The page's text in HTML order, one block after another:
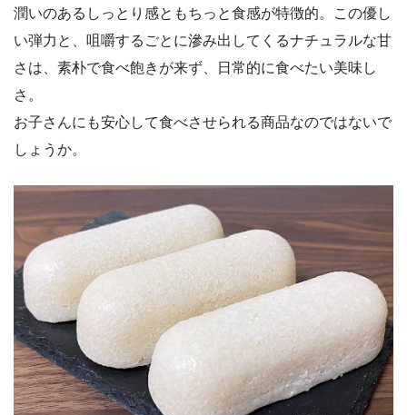
潤いのあるしっとり感ともちっと食感が特徴的。この優し
い弾力と、咀嚼するごとに滲み出してくるナチュラルな甘
さは、素朴で食べ飽きが来ず、日常的に食べたい美味し
さ。
お子さんにも安心して食べさせられる商品なのではないで
しょうか。